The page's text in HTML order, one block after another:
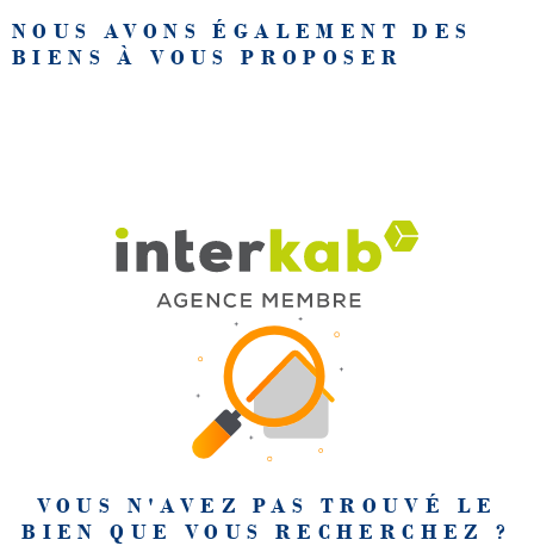
NOUS AVONS ÉGALEMENT DES
BIENS À VOUS PROPOSER
VOUS N'AVEZ PAS TROUVÉ LE
BIEN QUE VOUS RECHERCHEZ ?